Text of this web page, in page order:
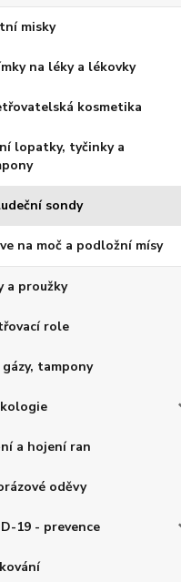
misky
na léky a lékovky
kosmetika
lopatky, tyčinky a
sondy
na moč a podložní mísy
a proužky
role
tampony
a hojení ran
oděvy
19 - prevence